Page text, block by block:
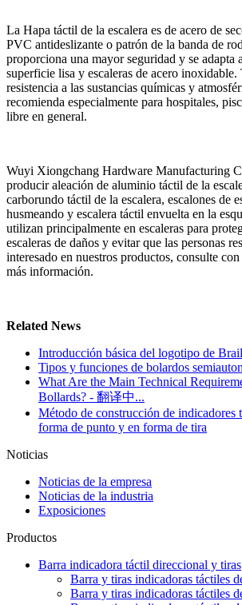
La Hapa táctil de la escalera es de acero de
PVC antideslizante o patrón de la banda de
proporciona una mayor seguridad y se adapta
superficie lisa y escaleras de acero inoxidable.
resistencia a las sustancias químicas y
recomienda especialmente para hospitales,
libre en general.
Wuyi Xiongchang Hardware Manufacturing
producir aleación de aluminio táctil de la
carborundo táctil de la escalera, escalones de
husmeando y escalera táctil envuelta en la
utilizan principalmente en escaleras para
escaleras de daños y evitar que las personas
interesado en nuestros productos, consulte
más información.
Related News
Introducción básica del logotipo de
Tipos y funciones de bolardos
What Are the Main Technical
Bollards? - 翻译中...
Método de construcción de indicadores
forma de punto y en forma de tira
Noticias
Noticias de la empresa
Noticias de la industria
Exposiciones
Productos
Barra indicadora táctil direccional y tiras
Barra y tiras indicadoras táctiles
Barra y tiras indicadoras táctiles